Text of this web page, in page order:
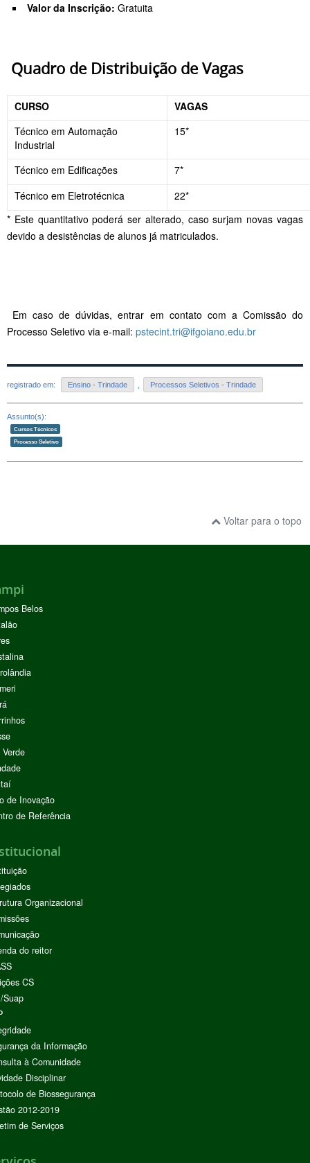
Valor da Inscrição: Gratuita
Quadro de Distribuição de Vagas
CURSO
VAGAS
Técnico em Automação
Industrial
15*
Técnico em Edificações
7*
Técnico em Eletrotécnica
22*
* Este quantitativo poderá ser alterado, caso surjam novas vagas
devido a desistências de alunos já matriculados.
Em caso de dúvidas, entrar em contato com a Comissão do
Processo Seletivo via e-mail: pstecint.tri@ifgoiano.edu.br
registrado em: Ensino - Trindade Processos Seletivos - Trindade
Assunto(s):
Cursos Técnicos
Processo Seletivo
Voltar para o topo
Belos
de Inovação
de Referência
Organizacional
do reitor
CS
Suap
da Informação
à Comunidade
Disciplinar
de Biossegurança
2012-2019
de Serviços